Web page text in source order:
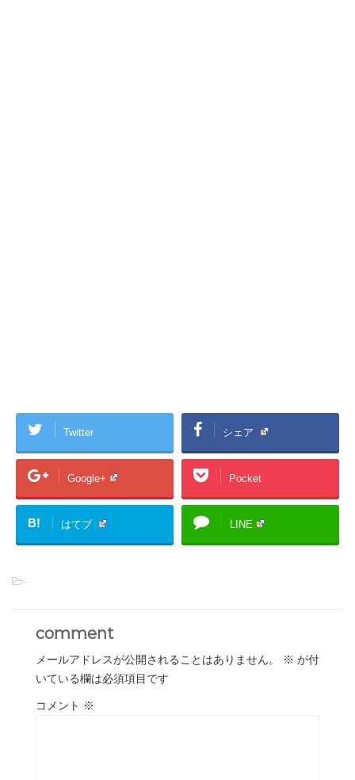
Twitter シェア
Google+ Pocket
B! はてブ LINE
-
comment
メールアドレスが公開されることはありません。 ※ が付
いている欄は必須項目です
コメント ※